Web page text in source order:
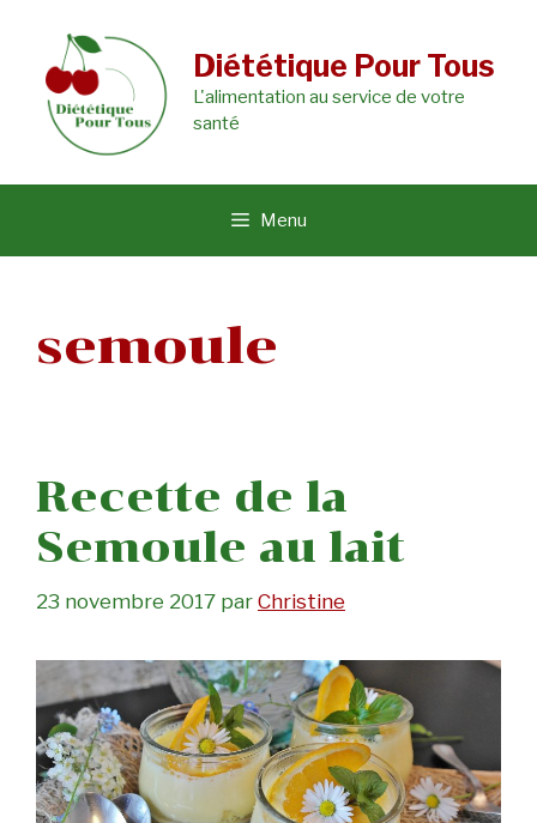
contenu
Diététique Pour Tous
L'alimentation au service de votre
santé
Menu
semoule
Recette de la
Semoule au lait
23 novembre 2017 par Christine